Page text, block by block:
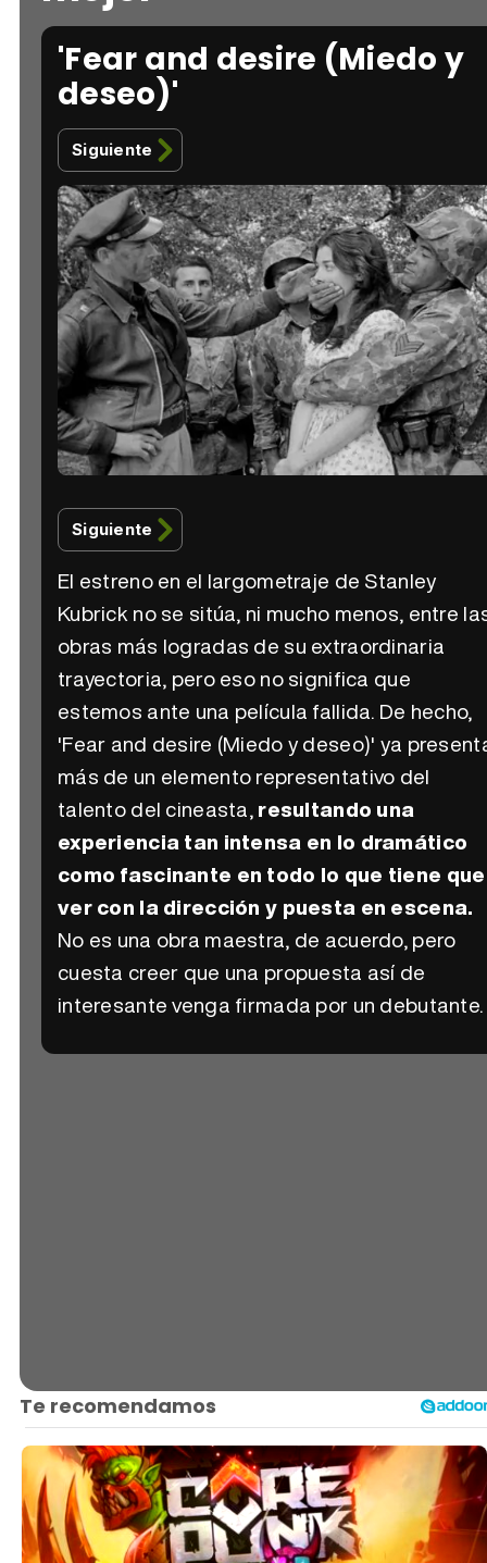
'Fear and desire (Miedo y
deseo)'
Siguiente
Siguiente
El estreno en el largometraje de Stanley
Kubrick no se sitúa, ni mucho menos, entre
obras más logradas de su extraordinaria
trayectoria, pero eso no significa que
estemos ante una película fallida. De hecho,
'Fear and desire (Miedo y deseo)' ya
más de un elemento representativo del
talento del cineasta,resultando una
experiencia tan intensa en lo dramático
como fascinante en todo lo que tiene que
ver con la dirección y puesta en escena.
No es una obra maestra, de acuerdo, pero
cuesta creer que una propuesta así de
interesante venga firmada por un debutante.